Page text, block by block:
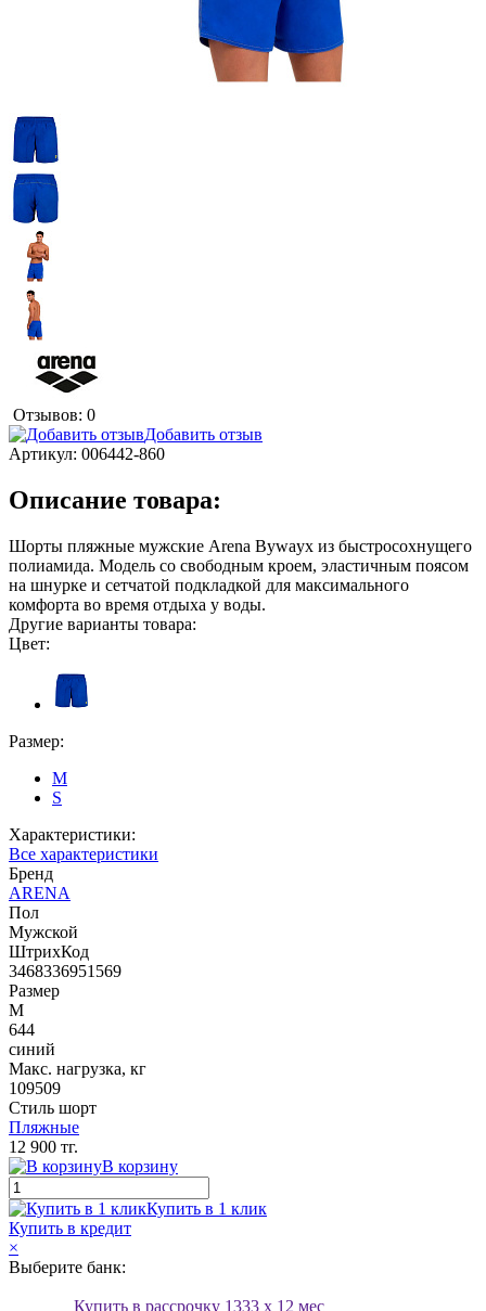
Отзывов: 0
Добавить отзыв
Артикул: 006442-860
Описание товара:
Шорты пляжные мужские Arena Bywayx из быстросохнущего
полиамида. Модель со свободным кроем, эластичным поясом
на шнурке и сетчатой подкладкой для максимального
комфорта во время отдыха у воды.
Другие варианты товара:
Цвет:
Размер:
M
S
Характеристики:
Все характеристики
Бренд
ARENA
Пол
Мужской
ШтрихКод
3468336951569
Размер
M
644
синий
Макс. нагрузка, кг
109509
Стиль шорт
Пляжные
12 900 тг.
В корзину
Купить в 1 клик
Купить в кредит
×
Выберите банк:
Купить в рассрочку 1333 x 12 мес